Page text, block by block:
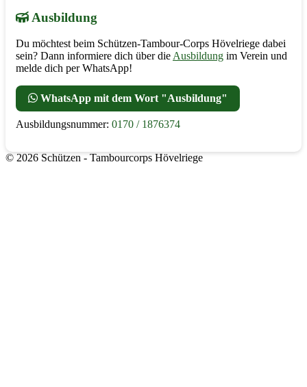
Ausbildung
Du möchtest beim Schützen-Tambour-Corps Hövelriege dabei
sein? Dann informiere dich über dieAusbildung im Verein und
melde dich per WhatsApp!
WhatsApp mit dem Wort "Ausbildung"
Ausbildungsnummer: 0170 / 1876374
© 2026 Schützen - Tambourcorps Hövelriege